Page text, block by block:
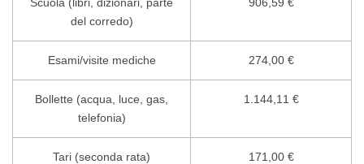
del corredo)
Esami/visite mediche 274,00 €
Bollette (acqua, luce, gas,
telefonia)
1.144,11 €
Tari (seconda rata) 171,00 €